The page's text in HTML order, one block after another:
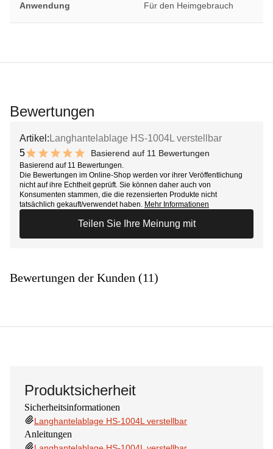
Anwendung Für den Heimgebrauch
Bewertungen
Artikel: Langhantelablage HS-1004L verstellbar
5
10 out of 10 stars
Basierend auf 11 Bewertungen
Basierend auf 11 Bewertungen.
Die Bewertungen im Online-Shop werden vor ihrer Veröffentlichung
nicht auf ihre Echtheit geprüft. Sie können daher auch von
Konsumenten stammen, die die rezensierten Produkte nicht
tatsächlich gekauft/verwendet haben. Mehr Informationen
Teilen Sie Ihre Meinung mit
Bewertungen der Kunden (11)
Produktsicherheit
Sicherheitsinformationen
Langhantelablage HS-1004L verstellbar
Anleitungen